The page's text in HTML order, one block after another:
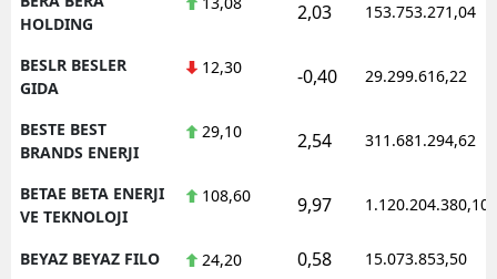
HOLDING
2,03 153.753.271,04
BESLR BESLER
GIDA
12,30 -0,40 29.299.616,22
BESTE BEST
BRANDS ENERJI
29,10 2,54 311.681.294,62
BETAE BETA ENERJI
VE TEKNOLOJI
108,60 9,97 1.120.204.380,10
BEYAZ BEYAZ FILO 24,20 0,58 15.073.853,50